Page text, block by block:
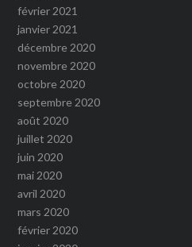
février 2021
janvier 2021
décembre 2020
novembre 2020
octobre 2020
septembre 2020
août 2020
juillet 2020
juin 2020
mai 2020
avril 2020
mars 2020
février 2020